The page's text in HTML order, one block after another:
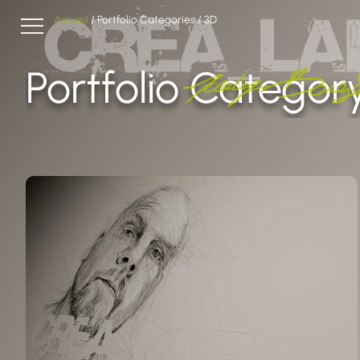
Accueil / Portfolio Categories / 3D
Portfolio